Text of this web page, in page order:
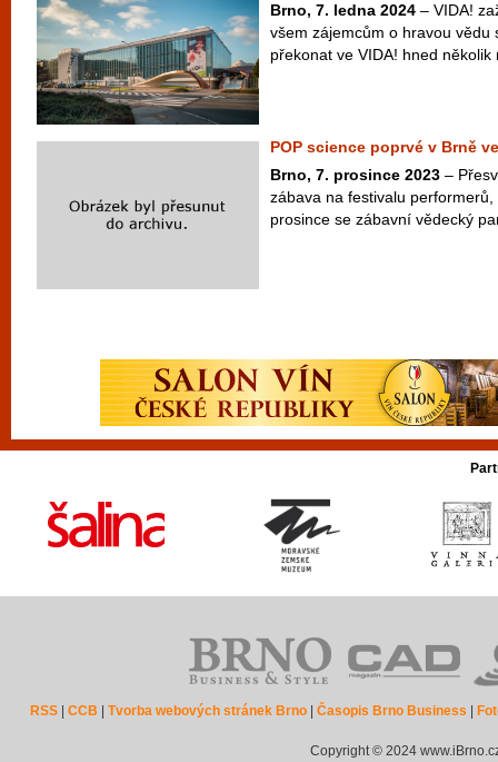
Brno, 7. ledna 2024 – VIDA!
všem zájemcům o hravou vědu
překonat ve VIDA! hned několik
POP science poprvé v Brně
Brno, 7. prosince 2023 –
zábava na festivalu
prosince se zábavní vědecký
RSS |CCB |Tvorba webových stránek Brno |Časopis Brno Business
Copyright © 2024